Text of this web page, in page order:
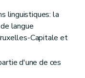
des représentants
linguistiques: la
langue
Capitale et
d'une de ces